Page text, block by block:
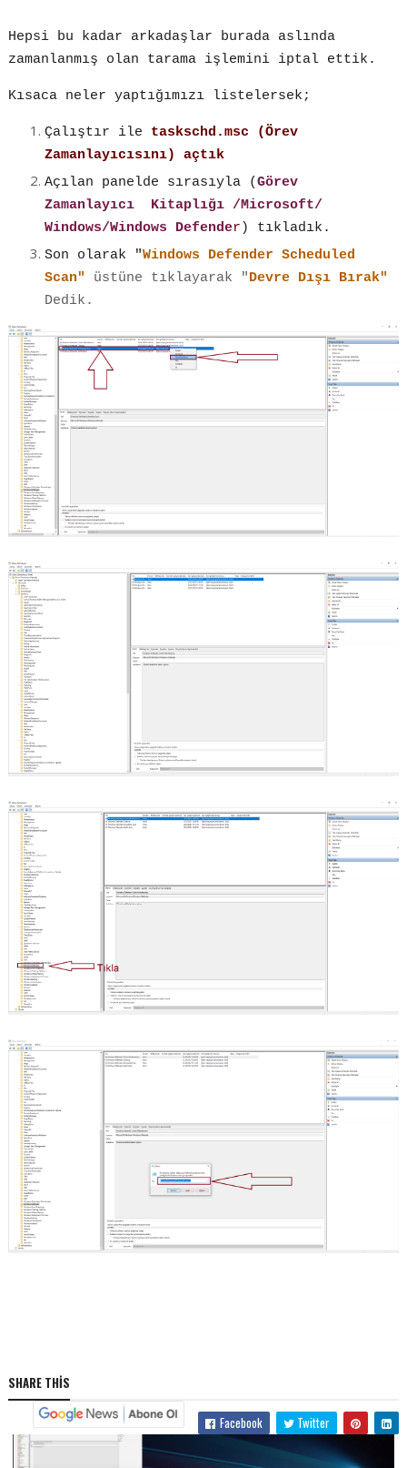
Hepsi bu kadar arkadaşlar burada aslında
zamanlanmış olan tarama işlemini iptal ettik.
Kısaca neler yaptığımızı listelersek;
Çalıştır ile taskschd.msc (Örev
Zamanlayıcısını) açtık
Açılan panelde sırasıyla (Görev
Zamanlayıcı Kitaplığı /Microsoft/
Windows/Windows Defender ) tıkladık.
Son olarak "Windows Defender Scheduled
Scan" üstüne tıklayarak "Devre Dışı Bırak"
Dedik.
SHARE THIS
Facebook Twitter